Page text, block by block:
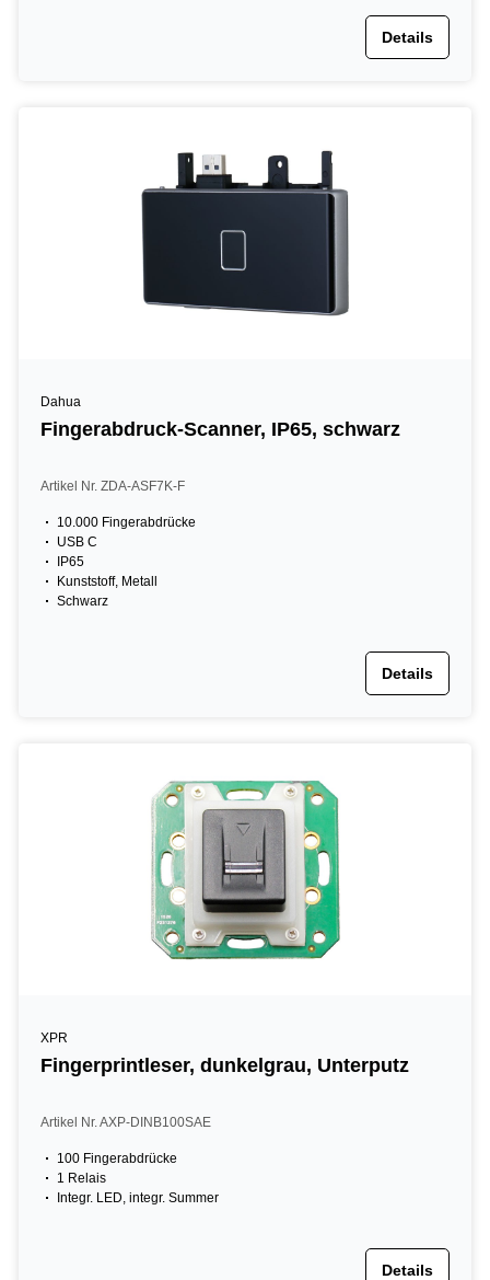
Details
Dahua
Fingerabdruck-Scanner, IP65, schwarz
Artikel Nr. ZDA-ASF7K-F
10.000 Fingerabdrücke
USB C
IP65
Kunststoff, Metall
Schwarz
Details
XPR
Fingerprintleser, dunkelgrau, Unterputz
Artikel Nr. AXP-DINB100SAE
100 Fingerabdrücke
1 Relais
Integr. LED, integr. Summer
Details